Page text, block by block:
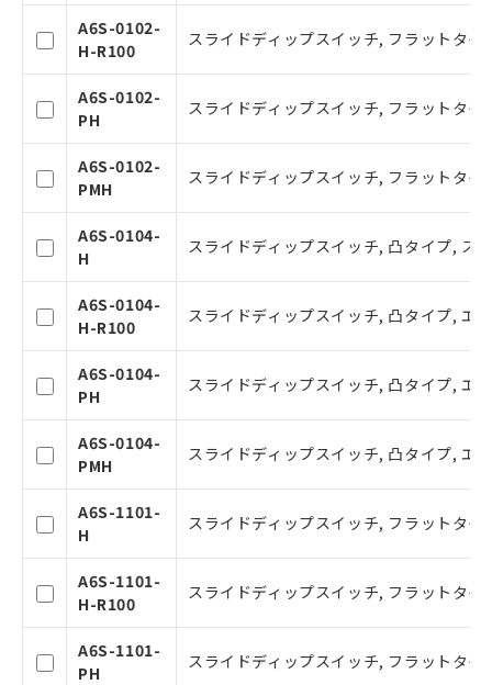
A6S-0102-
H-R100
スライドディップスイッチ, フラットタ
A6S-0102-
PH
スライドディップスイッチ, フラットタ
A6S-0102-
PMH
スライドディップスイッチ, フラットタ
A6S-0104-
H
スライドディップスイッチ, 凸タイプ, ス
A6S-0104-
H-R100
スライドディップスイッチ, 凸タイプ, エ
A6S-0104-
PH
スライドディップスイッチ, 凸タイプ, エ
A6S-0104-
PMH
スライドディップスイッチ, 凸タイプ, エ
A6S-1101-
H
スライドディップスイッチ, フラットタ
A6S-1101-
H-R100
スライドディップスイッチ, フラットタ
A6S-1101-
PH
スライドディップスイッチ, フラットタ
号
説明
○
△ 一定数には満たないが在庫あり
－
いては、お客様のお取引先、ま
たはお客様担当のオムロン制御
認ください)
ご利用条件
以下の条件をお読みいただき、同意のうえ
ご利用ください。
商品の当社在庫状況および標準価格(税
抜)を提供させていただくものです。
本サービスの対象外となる商品もある
ことをご了承ください。
在庫状況および標準価格照会結果は、
記載している更新日時点での社内デー
タに基づき作成されるものであり、閲
準価格とは異なる場合があることをご
了承ください。
様のお取引先、またはお客様担当のオ
ムロン制御機器販売店・当社販売員に
オムロン制御機器販売店や当社販売拠
点は「
販売ネットワーク
」をご確認
ください。
在庫状況および標準価格結果を当社の
事前の承諾なく第三者に漏洩または開